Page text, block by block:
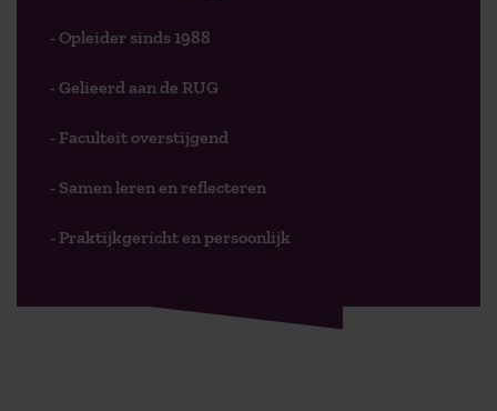
- Opleider sinds 1988
- Gelieerd aan de RUG
- Faculteit overstijgend
- Samen leren en reflecteren
- Praktijkgericht en persoonlijk